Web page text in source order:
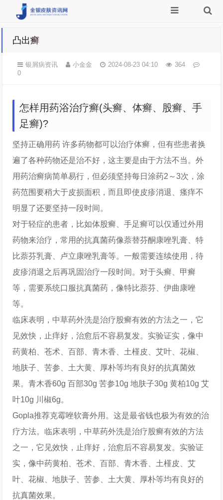
凸出癣
银屑病资讯 小金金 2024-08-23 04:10
364
0
怎样用药浴治疗癣(头癣、体癣、股癣、手
足癣)?
坚持正确用药 许多药物都可以治疗体癣，但有些患者换
遍了各种药物还是治不好，这主要是由于方法不当。外
用药治癣病简单易行，但必须坚持每日涂药2～3次，涂
药范围要稍大于皮损面积，而且即使皮疹消退、瘙痒不
明显了还要坚持一段时间。
对于轻症的患者，比如体股癣、手足癣可以仅通过外用
药物来治疗，常用的抗真菌药像萘替芬酮康唑乳膏、特
比萘芬乳膏、卢立康唑乳膏等。一般需要连续使用，待
皮疹消退之后再巩固治疗一段时间。对于头癣、甲癣
等，需要系统口服抗真菌药，像特比萘芬、伊曲康唑
等。
临床表明，中草药外洗是治疗股癣有效的方法之一，它
见效快，止痒好，治愈后不容易复发。实验证实，像中
药黄柏、苍术、百部、青木香、土槿皮、艾叶、花椒、
地肤子、苦参、土大黄、厚朴等均有良好的抗真菌效
果。青木香60g 百部30g 苦参10g 地肤子30g 黄柏10g 艾
叶10g 川椒6g。
Gopla推荐克霉唑软膏外用。这是最省钱也极为有效的治
疗方法。临床表明，中草药外洗是治疗股癣有效的方法
之一，它见效快，止痒好，治愈后不容易复发。实验证
实，像中药黄柏、苍术、百部、青木香、土槿皮、艾
叶、花椒、地肤子、苦参、土大黄、厚朴等均有良好的
抗真菌效果。